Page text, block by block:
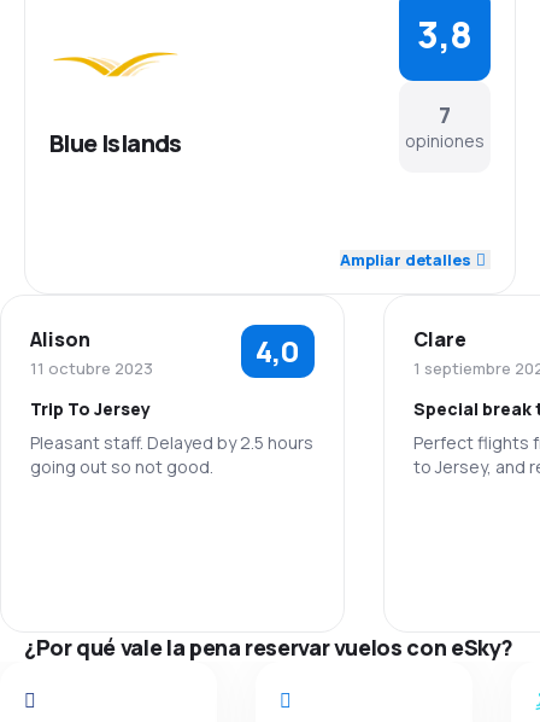
Blue Islands
7
opiniones
3,8
Red de vuelos 4,4
Precio de los billetes 3,6
Comodidad del viaje 4,0
Ampliar detalles
Alison
11 octubre 2023 4,0
Trip To Jersey
Pleasant staff. Delayed by 2.5 hours
going out so not good.
Clare
1 septiembre
Special break
Perfect flights
to Jersey, and
Red de vuelos
Precio de
¿Por qué vale la pena reservar vuelos con eSky?